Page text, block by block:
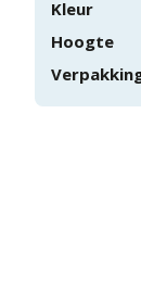
Kleur
Hoogte